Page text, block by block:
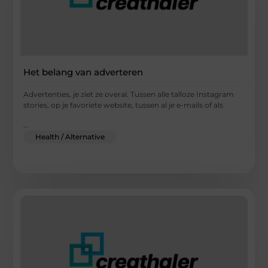
Het belang van adverteren
Advertenties, je ziet ze overal. Tussen alle talloze Instagram
stories, op je favoriete website, tussen al je e-mails of als
Health / Alternative